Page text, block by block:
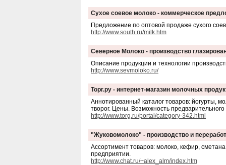
Сухое соевое молоко - коммерческое
Предложение по оптовой продаже сухого
http://www.south.ru/milk.htm
Северное Молоко - производство
Описание продукции и технологии
http://www.sevmoloko.ru/
Торг.ру - интернет-магазин молочных
Аннотированный каталог товаров: йогурты,
творог. Цены. Возможность предварительного
http://www.torg.ru/portal/category-342.html
"Жуковомолоко" - производство и
Ассортимент товаров: молоко, кефир,
предприятии.
http://www.chat.ru/~alex_alm/index.htm